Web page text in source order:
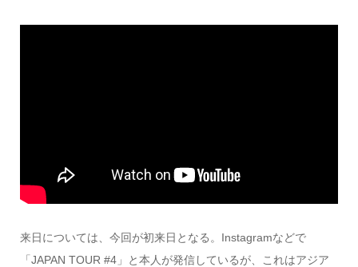
来日については、今回が初来日となる。Instagramなどで
「JAPAN TOUR #4」と本人が発信しているが、これはアジア